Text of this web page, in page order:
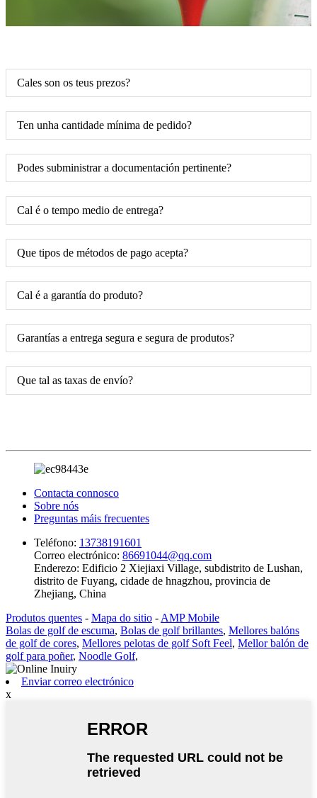
Cales son os teus prezos?
Ten unha cantidade mínima de pedido?
Podes subministrar a documentación pertinente?
Cal é o tempo medio de entrega?
Que tipos de métodos de pago acepta?
Cal é a garantía do produto?
Garantías a entrega segura e segura de produtos?
Que tal as taxas de envío?
Contacta connosco
Sobre nós
Preguntas máis frecuentes
Teléfono: 13738191601
Correo electrónico: 86691044@qq.com
Enderezo: Edificio 2 Xiejiaxi Village, subdistrito de Lushan,
distrito de Fuyang, cidade de hnagzhou, provincia de
Zhejiang, China
Produtos quentes - Mapa do sitio - AMP Mobile
Bolas de golf de escuma, Bolas de golf brillantes, Mellores balóns
de golf de cores, Mellores pelotas de golf Soft Feel, Mellor balón de
golf para poñer, Noodle Golf,
Enviar correo electrónico
x